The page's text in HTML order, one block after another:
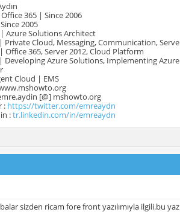
365 | Since 2006
2005
| Azure Solutions Architect
| Private Cloud, Messaging, Communication,
Office 365, Server 2012, Cloud Platform
Developing Azure Solutions, Implementing
Cloud | EMS
[@] mshowto.org
: https://twitter.com/emreaydn
:tr.linkedin.com/in/emreaydn
sizden ricam fore front yazılımıyla ilgili.bu